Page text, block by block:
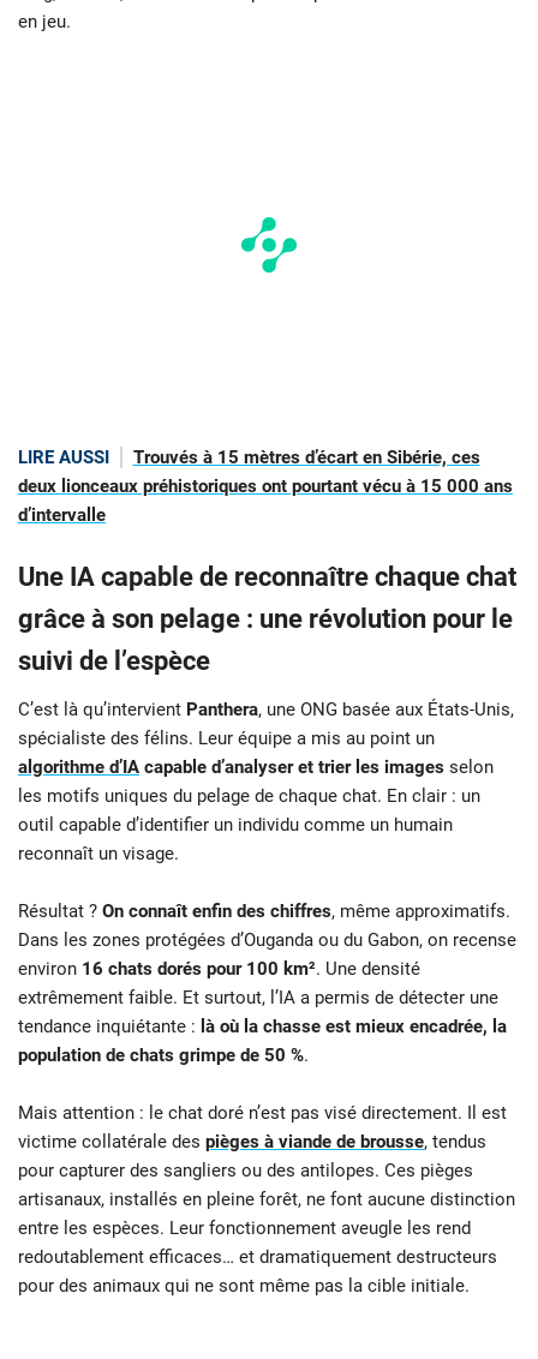
en jeu.
LIRE AUSSI
Trouvés à 15 mètres d’écart en Sibérie, ces
deux lionceaux préhistoriques ont pourtant vécu à 15 000 ans
d’intervalle
Une IA capable de reconnaître chaque chat
grâce à son pelage : une révolution pour le
suivi de l’espèce
C’est là qu’intervient Panthera, une ONG basée aux États-Unis,
spécialiste des félins. Leur équipe a mis au point un
algorithme d’IA capable d’analyser et trier les images selon
les motifs uniques du pelage de chaque chat. En clair : un
outil capable d’identifier un individu comme un humain
reconnaît un visage.
Résultat ? On connaît enfin des chiffres, même approximatifs.
Dans les zones protégées d’Ouganda ou du Gabon, on recense
environ 16 chats dorés pour 100 km². Une densité
extrêmement faible. Et surtout, l’IA a permis de détecter une
tendance inquiétante : là où la chasse est mieux encadrée, la
population de chats grimpe de 50 %.
Mais attention : le chat doré n’est pas visé directement. Il est
victime collatérale des pièges à viande de brousse, tendus
pour capturer des sangliers ou des antilopes. Ces pièges
artisanaux, installés en pleine forêt, ne font aucune distinction
entre les espèces. Leur fonctionnement aveugle les rend
redoutablement efficaces… et dramatiquement destructeurs
pour des animaux qui ne sont même pas la cible initiale.